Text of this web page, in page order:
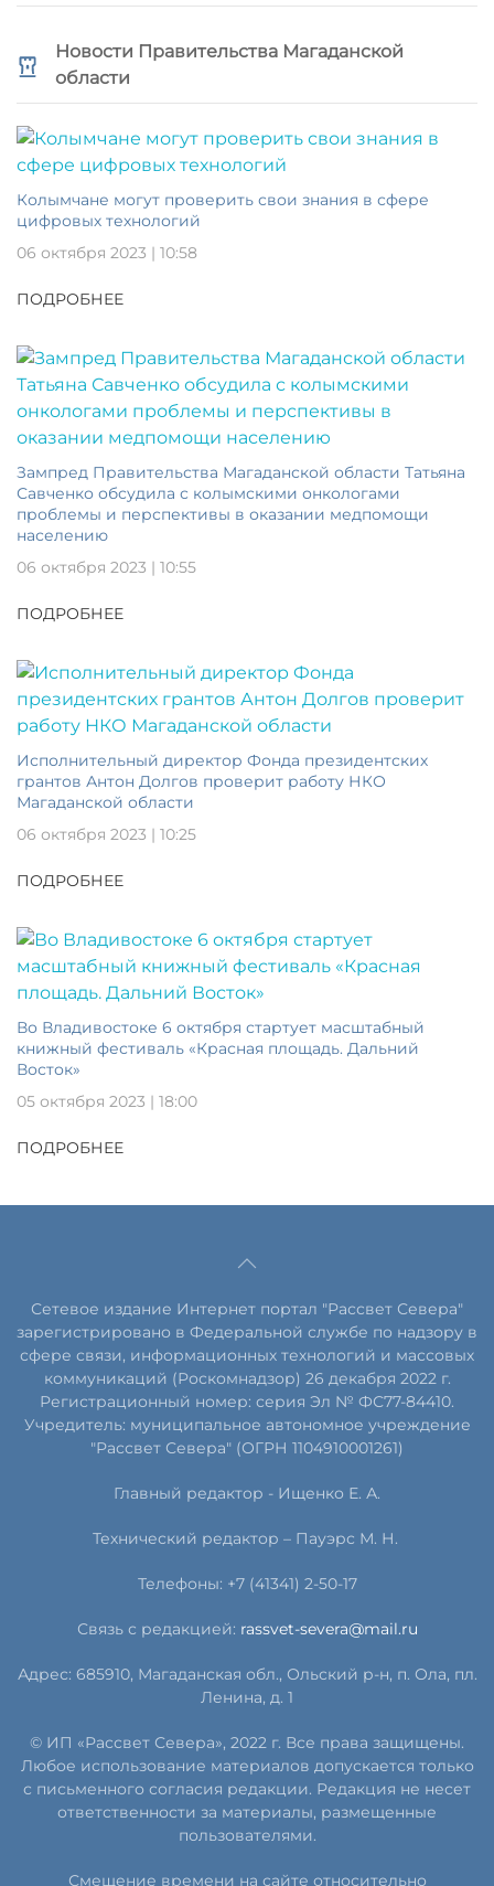
Новости Правительства Магаданской
области
Колымчане могут проверить свои знания в сфере
цифровых технологий
06 октября 2023 | 10:58
ПОДРОБНЕЕ
Зампред Правительства Магаданской области Татьяна
Савченко обсудила с колымскими онкологами
проблемы и перспективы в оказании медпомощи
населению
06 октября 2023 | 10:55
ПОДРОБНЕЕ
Исполнительный директор Фонда президентских
грантов Антон Долгов проверит работу НКО
Магаданской области
06 октября 2023 | 10:25
ПОДРОБНЕЕ
Во Владивостоке 6 октября стартует масштабный
книжный фестиваль «Красная площадь. Дальний
Восток»
05 октября 2023 | 18:00
ПОДРОБНЕЕ
Сетевое издание Интернет портал "Рассвет Севера"
зарегистрировано в Федеральной службе по надзору в
сфере связи, информационных технологий и массовых
коммуникаций (Роскомнадзор) 26 декабря 2022 г.
Регистрационный номер: серия Эл № ФС77-84410.
Учредитель: муниципальное автономное учреждение
"Рассвет Севера" (ОГРН 1104910001261)
Главный редактор - Ищенко Е. А.
Технический редактор – Пауэрс М. Н.
Телефоны: +7 (41341) 2-50-17
Связь с редакцией: rassvet-severa@mail.ru
Адрес: 685910, Магаданская обл., Ольский р-н, п. Ола, пл.
Ленина, д. 1
© ИП «Рассвет Севера», 2022 г. Все права защищены.
Любое использование материалов допускается только
с письменного согласия редакции. Редакция не несет
ответственности за материалы, размещенные
пользователями.
Смещение времени на сайте относительно